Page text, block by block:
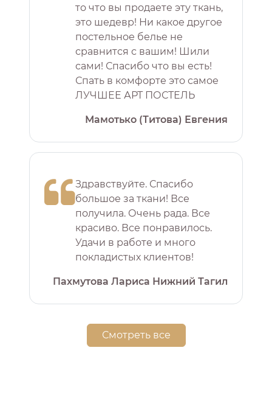
то что вы продаете эту ткань,
это шедевр! Ни какое другое
постельное белье не
сравнится с вашим! Шили
сами! Спасибо что вы есть!
Спать в комфорте это самое
ЛУЧШЕЕ АРТ ПОСТЕЛЬ
Мамотько (Титова) Евгения
Здравствуйте. Спасибо
большое за ткани! Все
получила. Очень рада. Все
красиво. Все понравилось.
Удачи в работе и много
покладистых клиентов!
Пахмутова Лариса Нижний Тагил
Смотреть все